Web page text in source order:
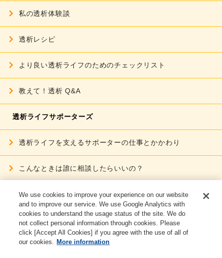
私の透析体験談
透析レシピ
より良い透析ライフのためのチェックリスト
教えて！透析 Q&A
透析ライフサポーターズ
透析ライフを支えるサポーターの仕事とかかわり
こんなときは誰に相談したらいいの？
透析サポーター インタビュー
ご利用条件
個人情報保護に関する取り組み
We use cookies to improve your experience on our website
and to improve our service. We use Google Analytics with
cookies to understand the usage status of the site. We do
not collect personal information through cookies. Please
click [Accept All Cookies] if you agree with the use of all of
our cookies. More information